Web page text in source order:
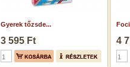
Gyerek tőzsde...
3 595 Ft 4